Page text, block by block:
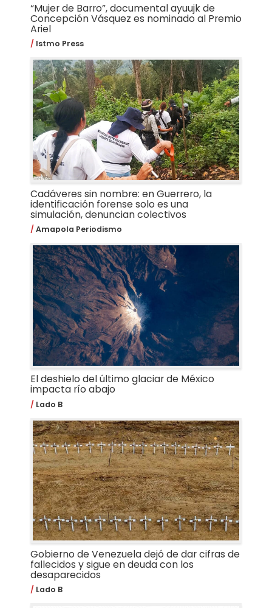
“Mujer de Barro”, documental ayuujk de
Concepción Vásquez es nominado al Premio
Ariel
Istmo Press
Cadáveres sin nombre: en Guerrero, la
identificación forense solo es una
simulación, denuncian colectivos
Amapola Periodismo
El deshielo del último glaciar de México
impacta río abajo
Lado B
Gobierno de Venezuela dejó de dar cifras de
fallecidos y sigue en deuda con los
desaparecidos
Lado B